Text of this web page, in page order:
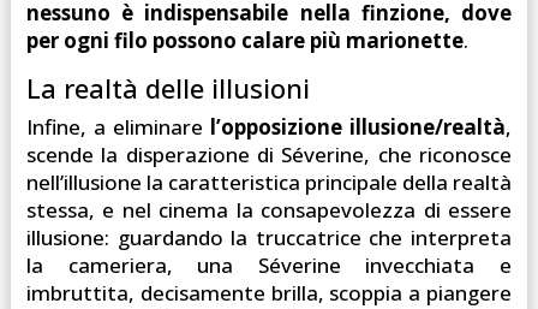
nessuno è indispensabile nella finzione, dove
per ogni filo possono calare più marionette.
La realtà delle illusioni
Infine, a eliminare l’opposizione illusione/realtà,
scende la disperazione di Séverine, che riconosce
nell’illusione la caratteristica principale della realtà
stessa, e nel cinema la consapevolezza di essere
illusione: guardando la truccatrice che interpreta
la cameriera, una Séverine invecchiata e
imbruttita, decisamente brilla, scoppia a piangere